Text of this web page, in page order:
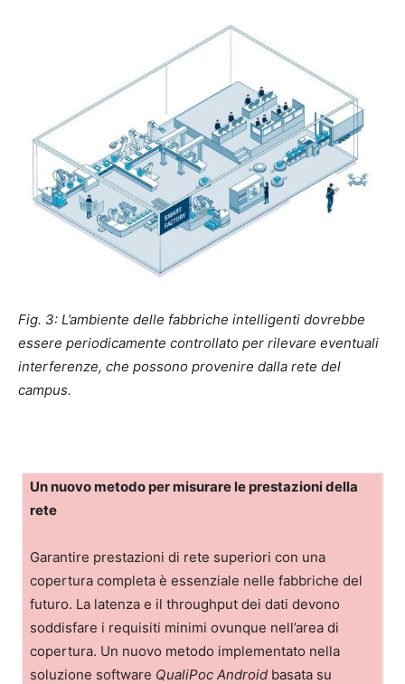
Fig. 3: L’ambiente delle fabbriche intelligenti dovrebbe
essere periodicamente controllato per rilevare eventuali
interferenze, che possono provenire dalla rete del
campus.
Un nuovo metodo per misurare le prestazioni della
rete
Garantire prestazioni di rete superiori con una
copertura completa è essenziale nelle fabbriche del
futuro. La latenza e il throughput dei dati devono
soddisfare i requisiti minimi ovunque nell’area di
copertura. Un nuovo metodo implementato nella
soluzione software QualiPoc Android basata su